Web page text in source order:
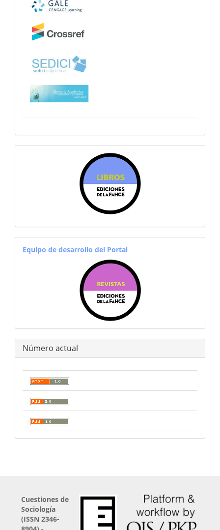
equiporevistas
Equipo de desarrollo del Portal
Número actual
Cuestiones de
Sociología
(ISSN 2346-